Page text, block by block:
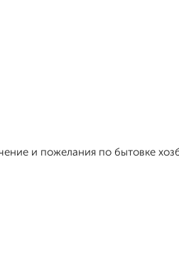
и пожелания по бытовке